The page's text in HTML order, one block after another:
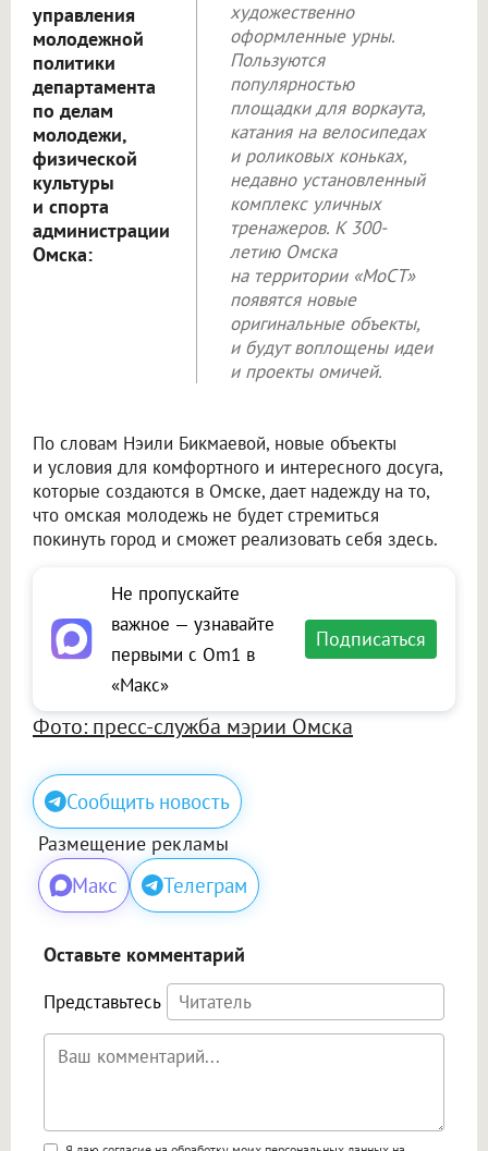
управления
молодежной
политики
департамента
по делам
молодежи,
физической
культуры
и спорта
администрации
Омска:
художественно
оформленные урны.
Пользуются
популярностью
площадки для воркаута,
катания на велосипедах
и роликовых коньках,
недавно установленный
комплекс уличных
тренажеров. К 300-
летию Омска
на территории «МоСТ»
появятся новые
оригинальные объекты,
и будут воплощены идеи
и проекты омичей.
По словам Нэили Бикмаевой, новые объекты
и условия для комфортного и интересного досуга,
которые создаются в Омске, дает надежду на то,
что омская молодежь не будет стремиться
покинуть город и сможет реализовать себя здесь.
Не пропускайте
важное — узнавайте
первыми с Om1 в
«Макс»
Подписаться
Фото: пресс-служба мэрии Омска
Сообщить новость
Размещение рекламы
Макс Телеграм
Оставьте комментарий
Представьтесь